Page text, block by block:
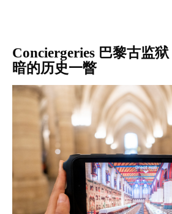
Conciergeries 巴黎古监狱：探索法国阴
暗的历史一瞥